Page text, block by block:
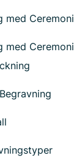
med Ceremoni
med Ceremoni